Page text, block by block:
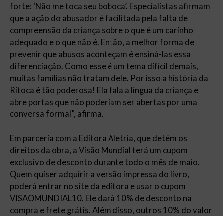
forte: ‘Não me toca seu boboca’. Especialistas afirmam
que a ação do abusador é facilitada pela falta de
compreensão da criança sobre o que é um carinho
adequado e o que não é. Então, a melhor forma de
prevenir que abusos aconteçam é ensiná-las essa
diferenciação. Como esse é um tema difícil demais,
muitas famílias não tratam dele. Por isso a história da
Ritoca é tão poderosa! Ela fala a língua da criança e
abre portas que não poderiam ser abertas por uma
conversa formal”, afirma.
Em parceria com a Editora Aletria, que detém os
direitos da obra, a Visão Mundial terá um cupom
exclusivo de desconto durante todo o mês de maio.
Quem quiser adquirir a versão impressa do livro,
poderá entrar no site da editora e usar o cupom
VISAOMUNDIAL10. Ele dará 10% de desconto na
compra e frete grátis. Além disso, outros 10% do valor